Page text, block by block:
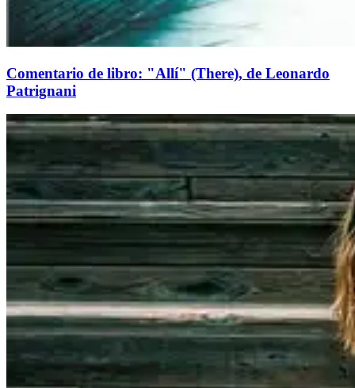
Comentario de libro: "Allí" (There), de Leonardo
Patrignani